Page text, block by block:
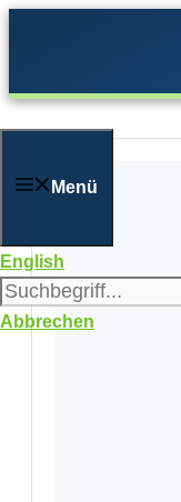
Menü
English
Abbrechen